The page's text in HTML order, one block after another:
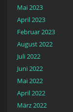
Mai 2023
April 2023
Februar 2023
August 2022
Juli 2022
Juni 2022
Mai 2022
April 2022
März 2022